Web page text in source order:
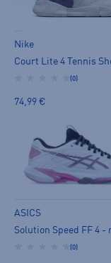
Nike
(0)
74,99 €
ASICS
(0)